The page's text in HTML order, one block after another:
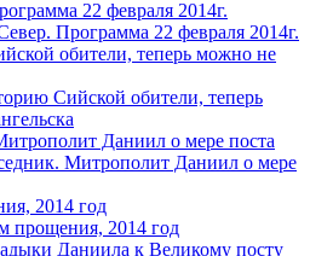
Программа 22 февраля 2014г.
Сийской обители, теперь
Митрополит Даниил о мере
прощения, 2014 год